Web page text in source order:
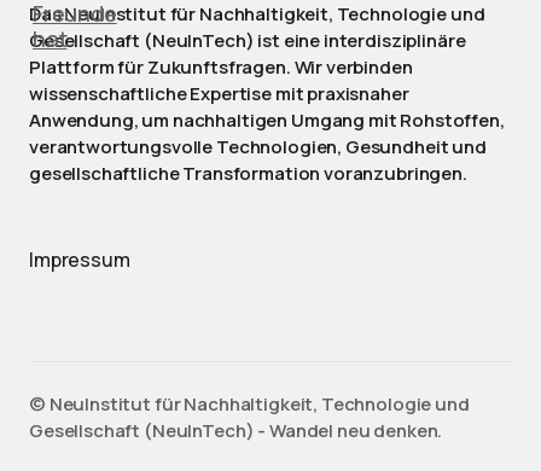
Das NeuInstitut für Nachhaltigkeit, Technologie und
Gesellschaft (NeuInTech) ist eine interdisziplinäre
Plattform für Zukunftsfragen. Wir verbinden
wissenschaftliche Expertise mit praxisnaher
Anwendung, um nachhaltigen Umgang mit Rohstoffen,
verantwortungsvolle Technologien, Gesundheit und
gesellschaftliche Transformation voranzubringen.
Impressum
©️ NeuInstitut für Nachhaltigkeit, Technologie und
Gesellschaft (NeuInTech) - Wandel neu denken.